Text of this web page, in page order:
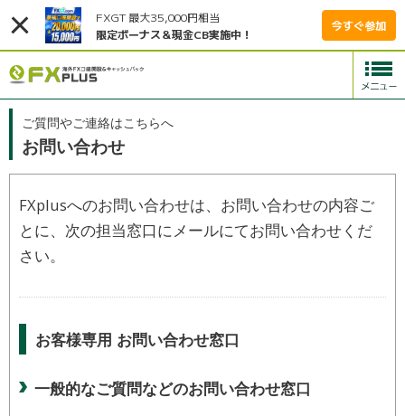
FXGT 最大35,000円相当
限定ボーナス＆現金CB実施中！
今すぐ参加
ご質問やご連絡はこちらへ
お問い合わせ
FXplusへのお問い合わせは、お問い合わせの内容ご
とに、次の担当窓口にメールにてお問い合わせくだ
さい。
お客様専用 お問い合わせ窓口
一般的なご質問などのお問い合わせ窓口